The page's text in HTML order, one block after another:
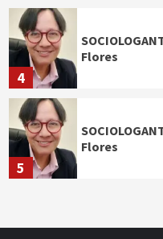
4
Flores
5
Flores